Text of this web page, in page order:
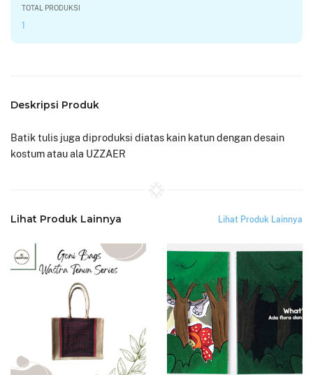
TOTAL PRODUKSI
1
Deskripsi Produk
Batik tulis juga diproduksi diatas kain katun dengan desain
kostum atau ala UZZAER
Lihat Produk Lainnya Lihat Produk Lainnya